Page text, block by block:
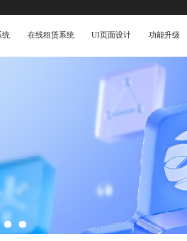
统 在线租赁系统 UI页面设计 功能升级